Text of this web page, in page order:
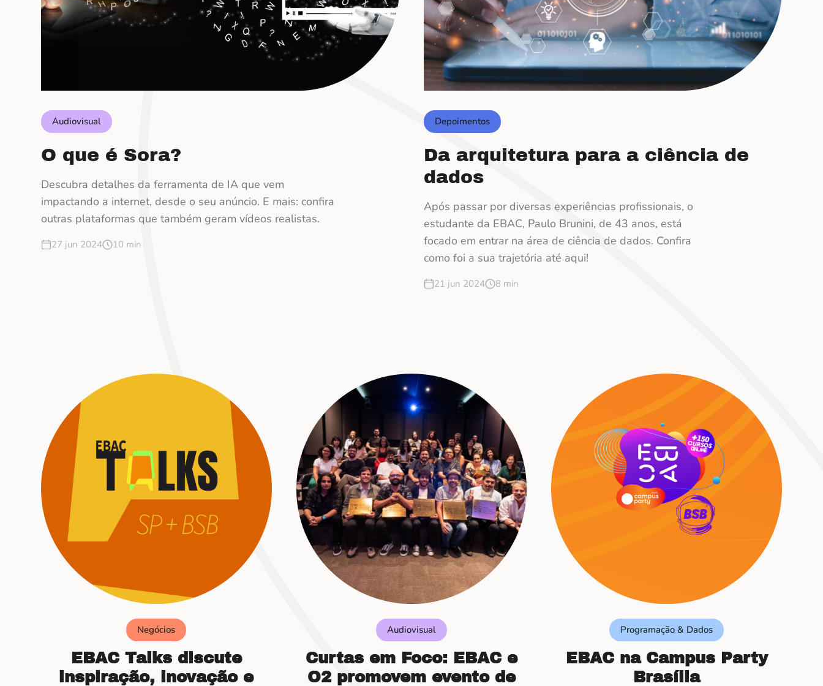
Audiovisual
O que é Sora?
Descubra detalhes da ferramenta de IA que vem
impactando a internet, desde o seu anúncio. E mais: confira
outras plataformas que também geram vídeos realistas.
27 jun 2024 10 min
Depoimentos
Da arquitetura para a ciência de
dados
Após passar por diversas experiências profissionais, o
estudante da EBAC, Paulo Brunini, de 43 anos, está
focado em entrar na área de ciência de dados. Confira
como foi a sua trajetória até aqui!
21 jun 2024 8 min
Negócios
EBAC Talks discute
inspiração, inovação e
Audiovisual
Curtas em Foco: EBAC e
O2 promovem evento de
Programação & Dados
EBAC na Campus Party
Brasília